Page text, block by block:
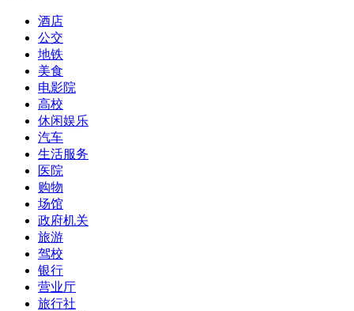
酒店
公交
地铁
美食
电影院
高校
休闲娱乐
汽车
生活服务
医院
购物
场馆
政府机关
旅游
驾校
银行
营业厅
旅行社